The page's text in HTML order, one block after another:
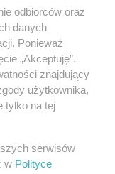
odbiorców oraz
danych
Ponieważ
„Akceptuję”.
znajdujący
użytkownika,
tylko na tej
serwisów
w Polityce